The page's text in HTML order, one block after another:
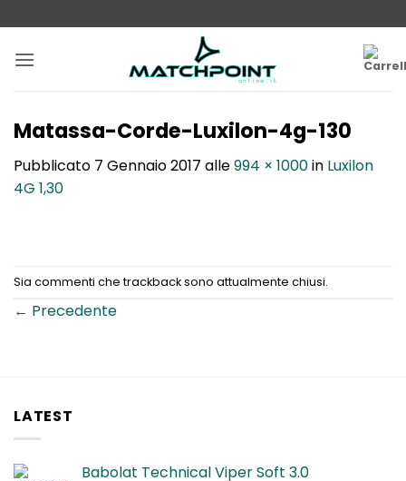
ai
contenuti
Matassa-Corde-Luxilon-4g-130
Pubblicato 7 Gennaio 2017 alle994 × 1000in Luxilon
4G 1,30
Sia commenti che trackback sono attualmente chiusi.
← Precedente
LATEST
Babolat Technical Viper Soft 3.0